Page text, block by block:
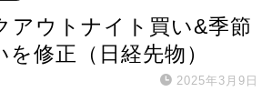
アウトナイト買い&季節
修正（日経先物）
2025年3月9日